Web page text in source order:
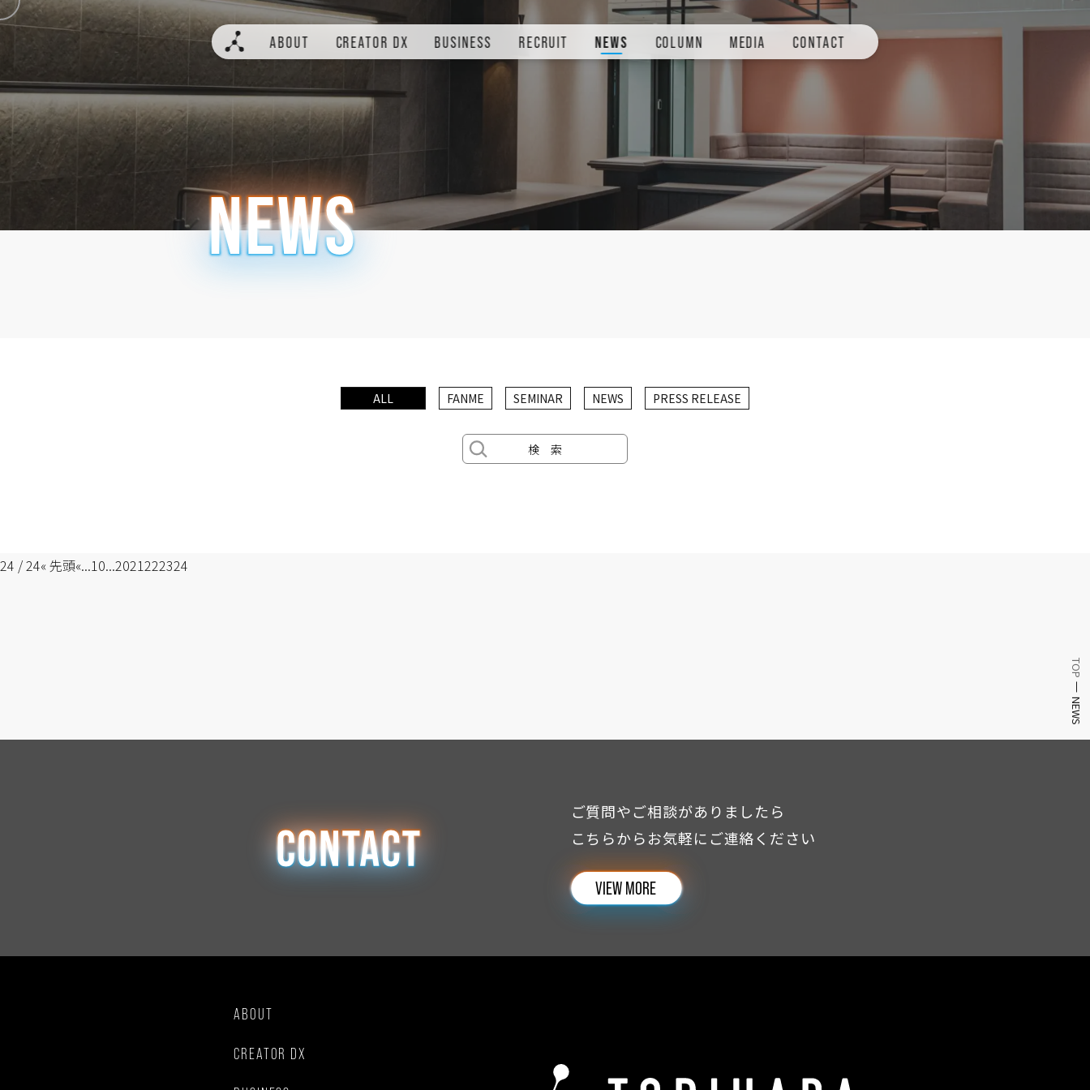
ABOUT CREATOR DX BUSINESS RECRUIT NEWS COLUMN MEDIA CONTACT
TOP
NEWS
ALL FANME SEMINAR NEWS PRESS RELEASE
24 / 24« 先頭«...10...2021222324
ご質問やご相談がありましたら
こちらからお気軽にご連絡ください
VIEW MORE
ABOUT
CREATOR DX